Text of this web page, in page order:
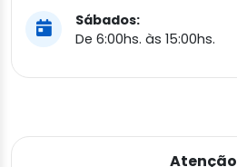
Sábados:
De 6:00hs. às 15:00hs.
Atenção